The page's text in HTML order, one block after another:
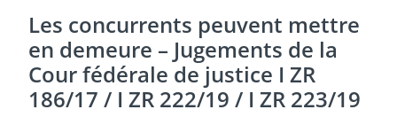
Les concurrents peuvent mettre
en demeure – Jugements de la
Cour fédérale de justice I ZR
186/17 / I ZR 222/19 / I ZR 223/19